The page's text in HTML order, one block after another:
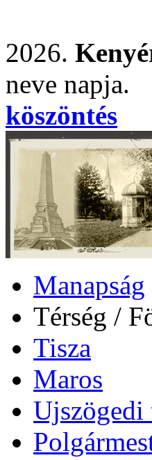
2026.
neve
köszöntés
Manapság
Térség /
Tisza
Maros
Ujszögedi